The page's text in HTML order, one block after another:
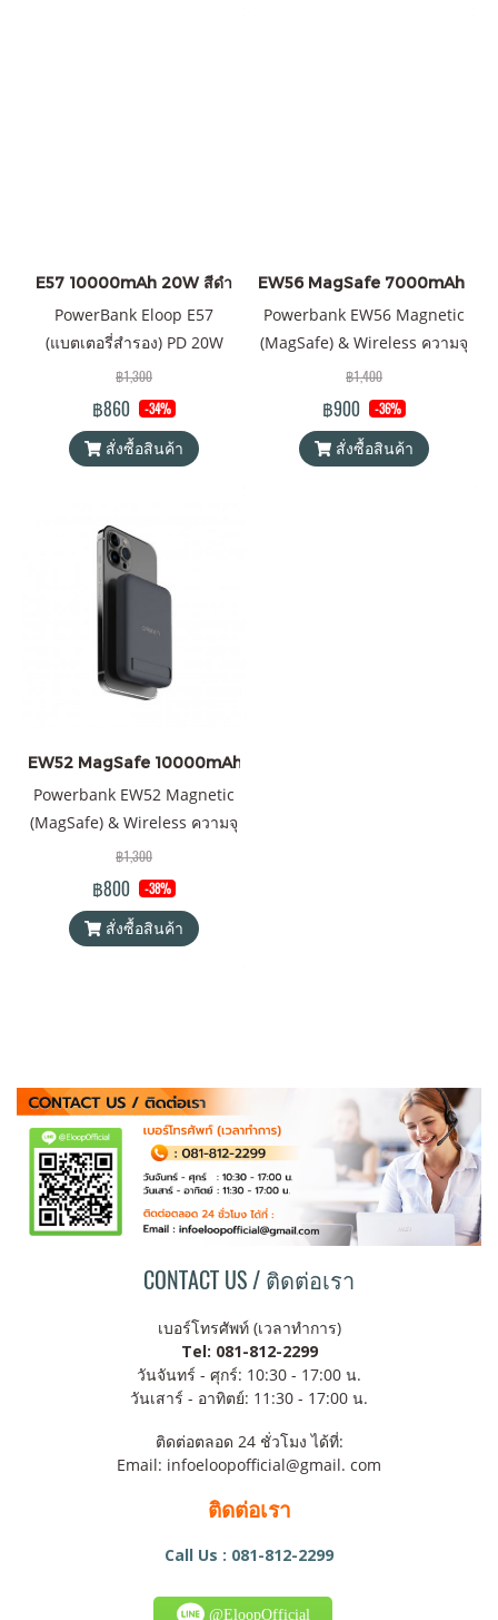
E57 10000mAh 20W สีดำ
PowerBank Eloop E57
(แบตเตอรี่สำรอง) PD 20W
ความจุ 10000mAh Battery
Pack PowerBank (พาวเวอร์
แบงค์) Orsen by Eloop ของแท้
100% ได้รับมาตรฐาน มอก.
฿1,300
฿860 -34%
สั่งซื้อสินค้า
EW56 MagSafe 7000mAh สีดำ
Powerbank EW56 Magnetic
(MagSafe) & Wireless ความจุ
7000mAh QC 3.0 | PD 20W
พาวเวอร์แบงค์ Orsen by
Eloop ของแท้ 100% ได้รับ
มาตรฐานมอก.2879-2560 แถม
฿1,400
฿900 -36%
สั่งซื้อสินค้า
EW52 MagSafe 10000mAh สีดำ
Powerbank EW52 Magnetic
(MagSafe) & Wireless ความจุ
10000mAh QC 3.0 | PD 20W
พาวเวอร์แบงค์ Orsen by
Eloop ของแท้ 100% ได้รับ
มาตรฐานมอก.2879-2560 แถม
฿1,300
฿800 -38%
สั่งซื้อสินค้า
CONTACT US / ติดต่อเรา
เบอร์โทรศัพท์ (เวลาทำการ)
Tel: 081-812-2299
วันจันทร์ - ศุกร์: 10:30 - 17:00 น.
วันเสาร์ - อาทิตย์: 11:30 - 17:00 น.
ติดต่อตลอด 24 ชั่วโมง ได้ที่:
Email: infoeloopofficial@gmail. com
ติดต่อเรา
Call Us : 081-812-2299
@EloopOfficial